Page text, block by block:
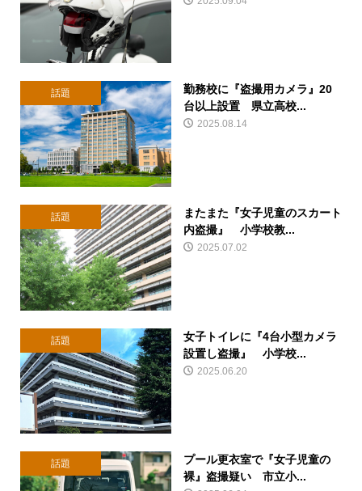
話題
勤務校に『盗撮用カメラ』20
台以上設置 県立高校...
2025.08.14
話題
またまた『女子児童のスカート
内盗撮』 小学校教...
2025.07.02
話題
女子トイレに『4台小型カメラ
設置し盗撮』 小学校...
2025.06.20
話題
プール更衣室で『女子児童の
裸』盗撮疑い 市立小...